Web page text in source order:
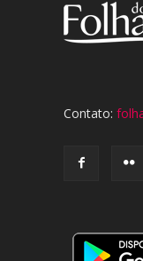
Contato: